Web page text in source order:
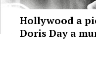
Hollywood a
Doris Day a